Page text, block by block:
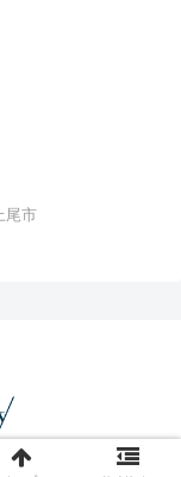
尾市
ランキング情報-.